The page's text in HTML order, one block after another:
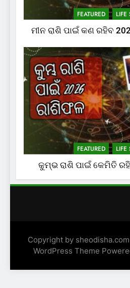
FEATURED LIFE
ମୀନ ରାଶି ପାଇଁ କଣ ରହିବ
FEATURED LIFE
କୁମ୍ଭ ରାଶି ପାଇଁ କେମିତି
Copyright by
WordPress Theme